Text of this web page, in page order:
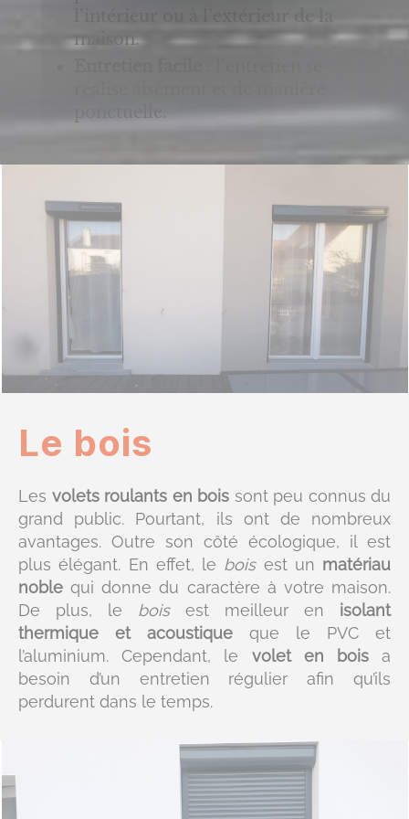
l’intérieur ou à l’extérieur de la
maison.
ponctuelle.
Le bois
Les volets roulants en bois sont peu connus du
grand public. Pourtant, ils ont de nombreux
avantages. Outre son côté écologique, il est
plus élégant. En effet, le boisest un matériau
noble qui donne du caractère à votre maison.
De plus, le boisest meilleur en isolant
thermique et acoustique que le PVC et
l’aluminium. Cependant, le volet en boisa
besoin d’un entretien régulier afin qu’ils
perdurent dans le temps.